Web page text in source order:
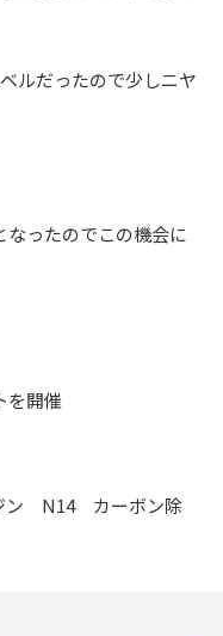
ルだったので少しニヤ
なったのでこの機会に
を開催
ン N14 カーボン除